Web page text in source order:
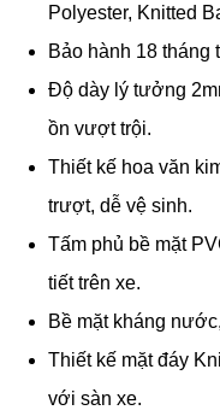
Polyester, Knitted
Bảo hành 18 tháng
Độ dày lý tưởng
ồn vượt trội.
Thiết kế hoa văn
trượt, dễ vệ sinh.
Tấm phủ bề mặt
tiết trên xe.
Bề mặt kháng
Thiết kế mặt đáy
với sàn xe.